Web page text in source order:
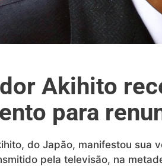
Akihito
para
do Japão, manifestou sua
pela televisão, na